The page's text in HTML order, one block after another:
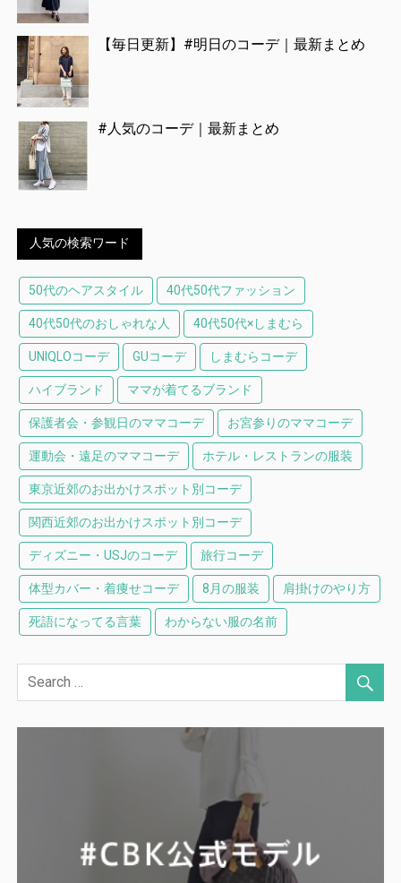
【毎日更新】#明日のコーデ｜最新まとめ
#人気のコーデ｜最新まとめ
人気の検索ワード
50代のヘアスタイル 40代50代ファッション
40代50代のおしゃれな人 40代50代×しまむら
UNIQLOコーデ GUコーデ しまむらコーデ
ハイブランド ママが着てるブランド
保護者会・参観日のママコーデ お宮参りのママコーデ
運動会・遠足のママコーデ ホテル・レストランの服装
東京近郊のお出かけスポット別コーデ
関西近郊のお出かけスポット別コーデ
ディズニー・USJのコーデ 旅行コーデ
体型カバー・着痩せコーデ 8月の服装 肩掛けのやり方
死語になってる言葉 わからない服の名前